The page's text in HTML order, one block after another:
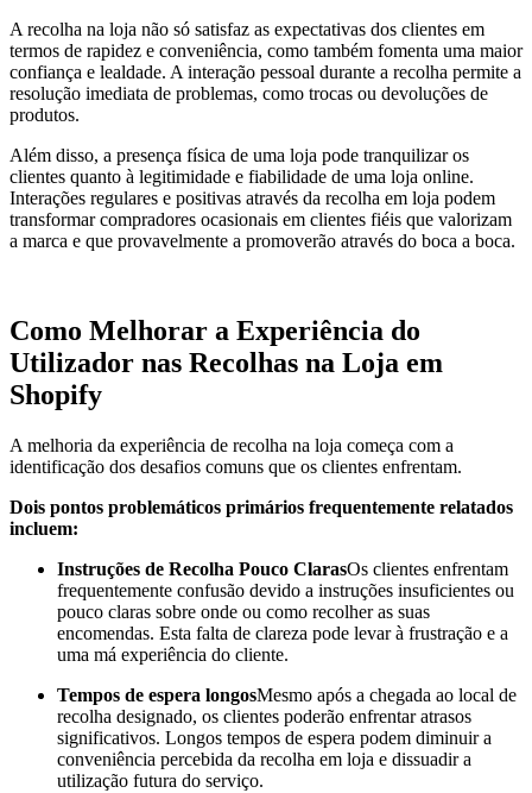
A recolha na loja não só satisfaz as expectativas dos clientes em
termos de rapidez e conveniência, como também fomenta uma maior
confiança e lealdade. A interação pessoal durante a recolha permite a
resolução imediata de problemas, como trocas ou devoluções de
produtos.
Além disso, a presença física de uma loja pode tranquilizar os
clientes quanto à legitimidade e fiabilidade de uma loja online.
Interações regulares e positivas através da recolha em loja podem
transformar compradores ocasionais em clientes fiéis que valorizam
a marca e que provavelmente a promoverão através do boca a boca.
Como Melhorar a Experiência do
Utilizador nas Recolhas na Loja em
Shopify
A melhoria da experiência de recolha na loja começa com a
identificação dos desafios comuns que os clientes enfrentam.
Dois pontos problemáticos primários frequentemente relatados
incluem:
Instruções de Recolha Pouco ClarasOs clientes enfrentam
frequentemente confusão devido a instruções insuficientes ou
pouco claras sobre onde ou como recolher as suas
encomendas. Esta falta de clareza pode levar à frustração e a
uma má experiência do cliente.
Tempos de espera longosMesmo após a chegada ao local de
recolha designado, os clientes poderão enfrentar atrasos
significativos. Longos tempos de espera podem diminuir a
conveniência percebida da recolha em loja e dissuadir a
utilização futura do serviço.